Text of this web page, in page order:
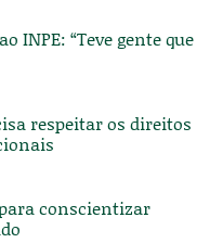
INPE: “Teve gente que
respeitar os direitos
conscientizar